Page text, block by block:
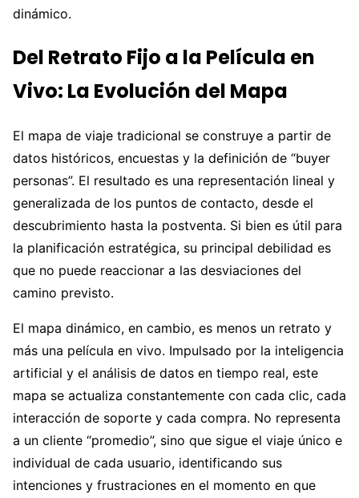
dinámico.
Del Retrato Fijo a la Película en
Vivo: La Evolución del Mapa
El mapa de viaje tradicional se construye a partir de
datos históricos, encuestas y la definición de “buyer
personas”. El resultado es una representación lineal y
generalizada de los puntos de contacto, desde el
descubrimiento hasta la postventa. Si bien es útil para
la planificación estratégica, su principal debilidad es
que no puede reaccionar a las desviaciones del
camino previsto.
El mapa dinámico, en cambio, es menos un retrato y
más una película en vivo. Impulsado por la inteligencia
artificial y el análisis de datos en tiempo real, este
mapa se actualiza constantemente con cada clic, cada
interacción de soporte y cada compra. No representa
a un cliente “promedio”, sino que sigue el viaje único e
individual de cada usuario, identificando sus
intenciones y frustraciones en el momento en que